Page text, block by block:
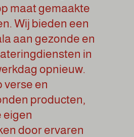
maat gemaakte
Wij bieden een
aan gezonde en
in
opnieuw.
verse en
producten,
eigen
door ervaren